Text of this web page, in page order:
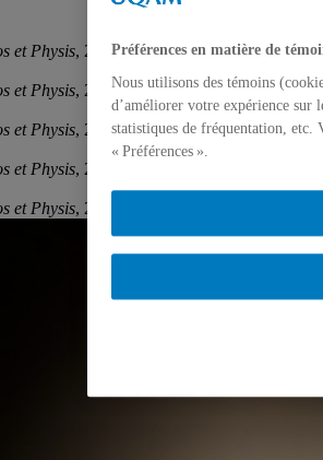
et Physis, 2010, Galerie de l’UQAM
et Physis, 2010, Galerie de l’UQAM
et Physis, 2010, Galerie de l’UQAM
et Physis, 2010, Galerie de l’UQAM
et Physis, 2010, Galerie de l’UQAM
Préférences en matière de
Nous utilisons des témoins
d’améliorer votre expérience sur
statistiques de fréquentation, etc.
« Préférences ».